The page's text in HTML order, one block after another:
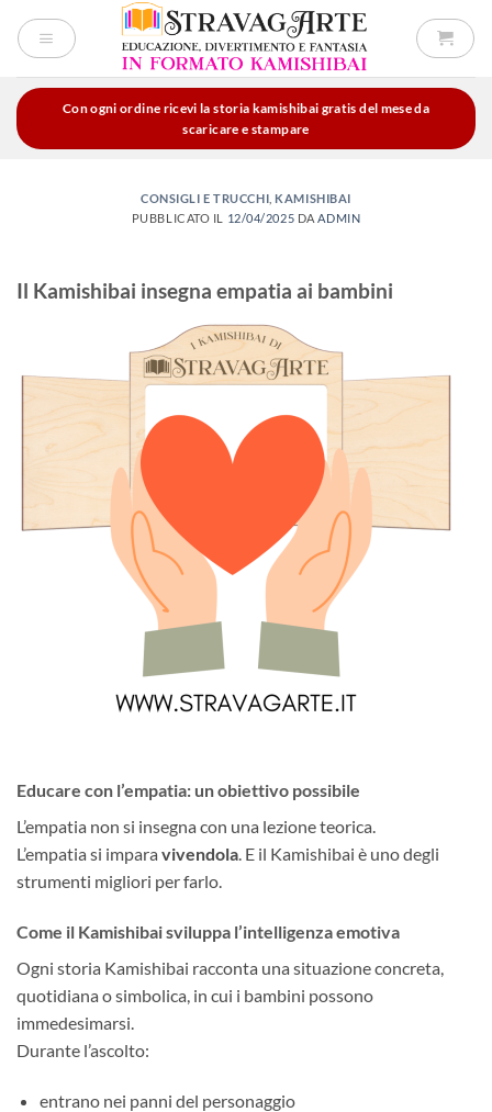
Con ogni ordine ricevi la storia kamishibai gratis del mese da
scaricare e stampare
CONSIGLI E TRUCCHI KAMISHIBAI
PUBBLICATO IL
12/04/2025 DA ADMIN
Il Kamishibai insegna empatia ai bambini
Educare con l’empatia: un obiettivo possibile
L’empatia non si insegna con una lezione teorica.
L’empatia si impara vivendola. E il Kamishibai è uno degli
strumenti migliori per farlo.
Come il Kamishibai sviluppa l’intelligenza emotiva
Ogni storia Kamishibai racconta una situazione concreta,
quotidiana o simbolica, in cui i bambini possono
immedesimarsi.
Durante l’ascolto:
entrano nei panni del personaggio